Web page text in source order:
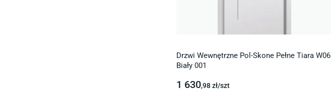
Drzwi Wewnętrzne Pol-Skone Pełne Tiara W06
Biały 001
1 630,98zł/szt